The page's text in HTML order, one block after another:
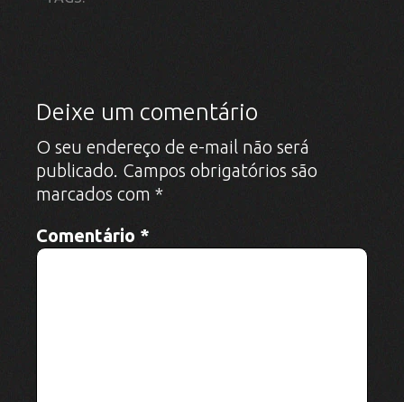
Deixe um comentário
O seu endereço de e-mail não será
publicado. Campos obrigatórios são
marcados com *
Comentário *